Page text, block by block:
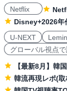
Netflix
Disney+2026年
U-NEXT
グローバル視点
【最新8月】韓
韓流再現レポ(取